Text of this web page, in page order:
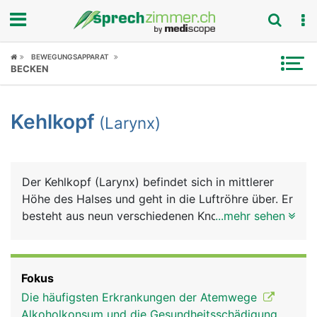
Fokus
Symptome
News
Rubriken
BEWEGUNGSAPPARAT
BECKEN
Kehlkopf (Larynx)
Der Kehlkopf (Larynx) befindet sich in mittlerer
Höhe des Halses und geht in die Luftröhre über. Er
besteht aus neun verschiedenen Knorpelstücken,
Kehldeckel (Epiglottis), der den Kehlkopf beim
Schlucken verschliesst und dadurch verhindert,
...mehr sehen
Fokus
Die häufigsten Erkrankungen der Atemwege
Alkoholkonsum und die Gesundheitsschädigung